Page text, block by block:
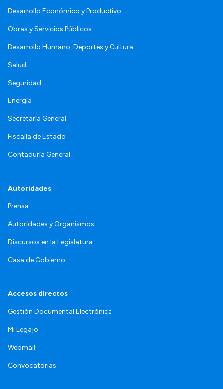
Desarrollo Económico y Productivo
Obras y Servicios Públicos
Desarrollo Humano, Deportes y Cultura
Salud
Seguridad
Energía
Secretaría General
Fiscalía de Estado
Contaduría General
Autoridades
Prensa
Autoridades y Organismos
Discursos en la Legislatura
Casa de Gobierno
Accesos directos
Gestión Documental Electrónica
Mi Legajo
Webmail
Convocatorias